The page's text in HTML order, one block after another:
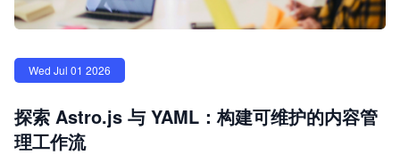
Wed Jul 01 2026
探索 Astro.js 与 YAML：构建可维护的内容管
理工作流